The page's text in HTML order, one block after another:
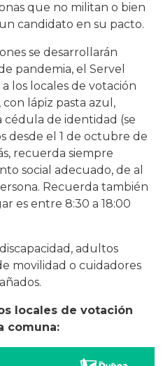
que no militan o bien
candidato en su pacto.
se desarrollarán
pandemia, el Servel
los locales de votación
lápiz pasta azul,
cédula de identidad (se
desde el 1 de octubre de
recuerda siempre
social adecuado, de al
Recuerda también
es entre 8:30 a 18:00
adultos
movilidad o cuidadores
locales de votación
comuna: